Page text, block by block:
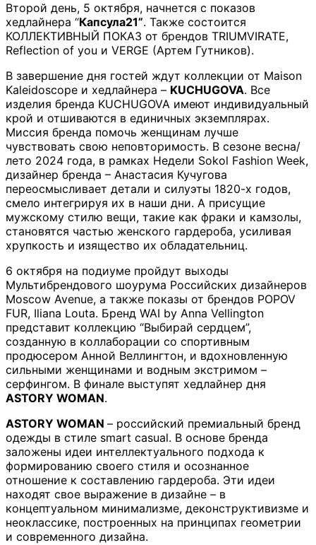
Второй день, 5 октября, начнется с показов
хедлайнера “Капсула21”. Также состоится
КОЛЛЕКТИВНЫЙ ПОКАЗ от брендов TRIUMVIRATE,
Reflection of you и VERGE (Артем Гутников).
В завершение дня гостей ждут коллекции от Maison
Kaleidoscope и хедлайнера – KUCHUGOVA. Все
изделия бренда KUCHUGOVA имеют индивидуальный
крой и отшиваются в единичных экземплярах.
Миссия бренда помочь женщинам лучше
чувствовать свою неповторимость. В сезоне весна/
лето 2024 года, в рамках Недели Sokol Fashion Week,
дизайнер бренда – Анастасия Кучугова
переосмысливает детали и силуэты 1820-х годов,
смело интегрируя их в наши дни. А присущие
мужскому стилю вещи, такие как фраки и камзолы,
становятся частью женского гардероба, усиливая
хрупкость и изящество их обладательниц.
6 октября на подиуме пройдут выходы
Мультибрендового шоурума Российских дизайнеров
Moscow Avenue, а также показы от брендов POPOV
FUR, Iliana Louta. Бренд WAI by Anna Vellington
представит коллекцию “Выбирай сердцем”,
созданную в коллаборации со спортивным
продюсером Анной Веллингтон, и вдохновленную
сильными женщинами и водным экстримом –
серфингом. В финале выступят хедлайнер дня
ASTORY WOMAN.
ASTORY WOMAN – российский премиальный бренд
одежды в стиле smart casual. В основе бренда
заложены идеи интеллектуального подхода к
формированию своего стиля и осознанное
отношение к составлению гардероба. Эти идеи
находят свое выражение в дизайне – в
концептуальном минимализме, деконструктивизме и
неоклассике, построенных на принципах геометрии
и современного дизайна.